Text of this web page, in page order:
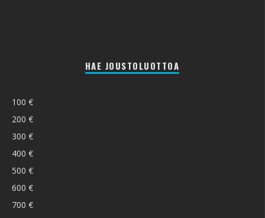
HAE JOUSTOLUOTTOA
100 €
200 €
300 €
400 €
500 €
600 €
700 €